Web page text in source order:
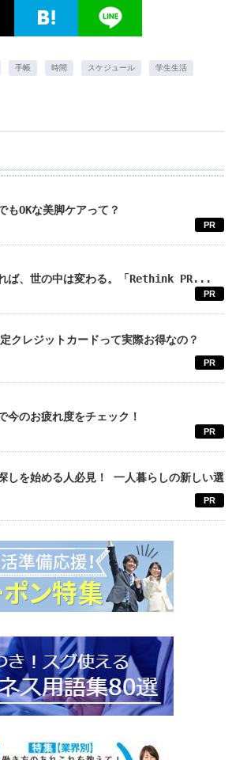
手帳 時間 スケジュール 学生生活
もOKな美脚ケアって？
PR
ば、世の中は変わる。「Rethink PR...
PR
クレジットカードって実際お得なの？
PR
今のお疲れ度をチェック！
PR
しを始める人必見！ 一人暮らしの新しい選
PR